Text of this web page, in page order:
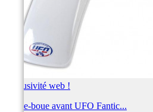
Exclusivité web !
Garde-boue avant UFO Fantic...